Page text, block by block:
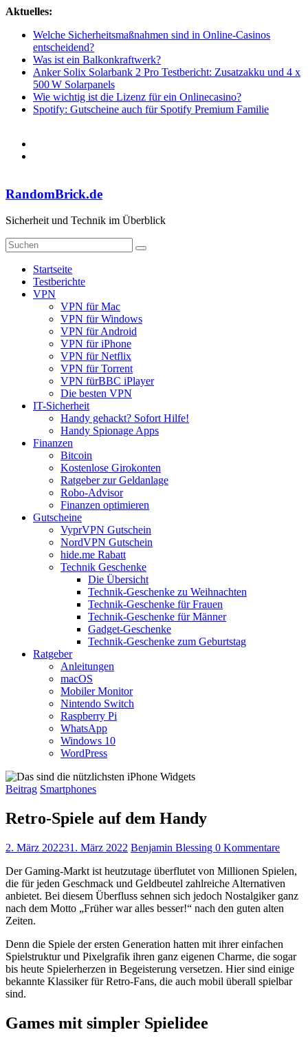
Zum
springen
Aktuelles:
Welche Sicherheitsmaßnahmen sind in Online-Casinos
entscheidend?
Was ist ein Balkonkraftwerk?
Anker Solix Solarbank 2 Pro Testbericht: Zusatzakku und 4 x
500 W Solarpanels
Wie wichtig ist die Lizenz für ein Onlinecasino?
Spotify: Gutscheine auch für Spotify Premium Familie
RandomBrick.de
Sicherheit und Technik im Überblick
Startseite
Testberichte
VPN
VPN für Mac
VPN für Windows
VPN für Android
VPN für iPhone
VPN für Netflix
VPN für Torrent
VPN fürBBC iPlayer
Die besten VPN
IT-Sicherheit
Handy gehackt? Sofort Hilfe!
Handy Spionage Apps
Finanzen
Bitcoin
Kostenlose Girokonten
Ratgeber zur Geldanlage
Robo-Advisor
Finanzen optimieren
Gutscheine
VyprVPN Gutschein
NordVPN Gutschein
hide.me Rabatt
Technik Geschenke
Die Übersicht
Technik-Geschenke zu Weihnachten
Technik-Geschenke für Frauen
Technik-Geschenke für Männer
Gadget-Geschenke
Technik-Geschenke zum Geburtstag
Ratgeber
Anleitungen
macOS
Mobiler Monitor
Nintendo Switch
Raspberry Pi
WhatsApp
Windows 10
WordPress
Beitrag Smartphones
Retro-Spiele auf dem Handy
2. März 202231. März 2022 Benjamin Blessing 0 Kommentare
Der Gaming-Markt ist heutzutage überflutet von Millionen Spielen,
die für jeden Geschmack und Geldbeutel zahlreiche Alternativen
anbietet. Bei diesem Überfluss sehnen sich jedoch Nostalgiker ganz
nach dem Motto „Früher war alles besser!“ nach den guten alten
Zeiten.
Denn die Spiele der ersten Generation hatten mit ihrer einfachen
Spielstruktur und Pixelgrafik ihren ganz eigenen Charme, die sogar
bis heute Spielerherzen in Begeisterung versetzen. Hier sind einige
bekannte Klassiker für Retro-Fans, die auch mobil überall spielbar
sind.
Games mit simpler Spielidee